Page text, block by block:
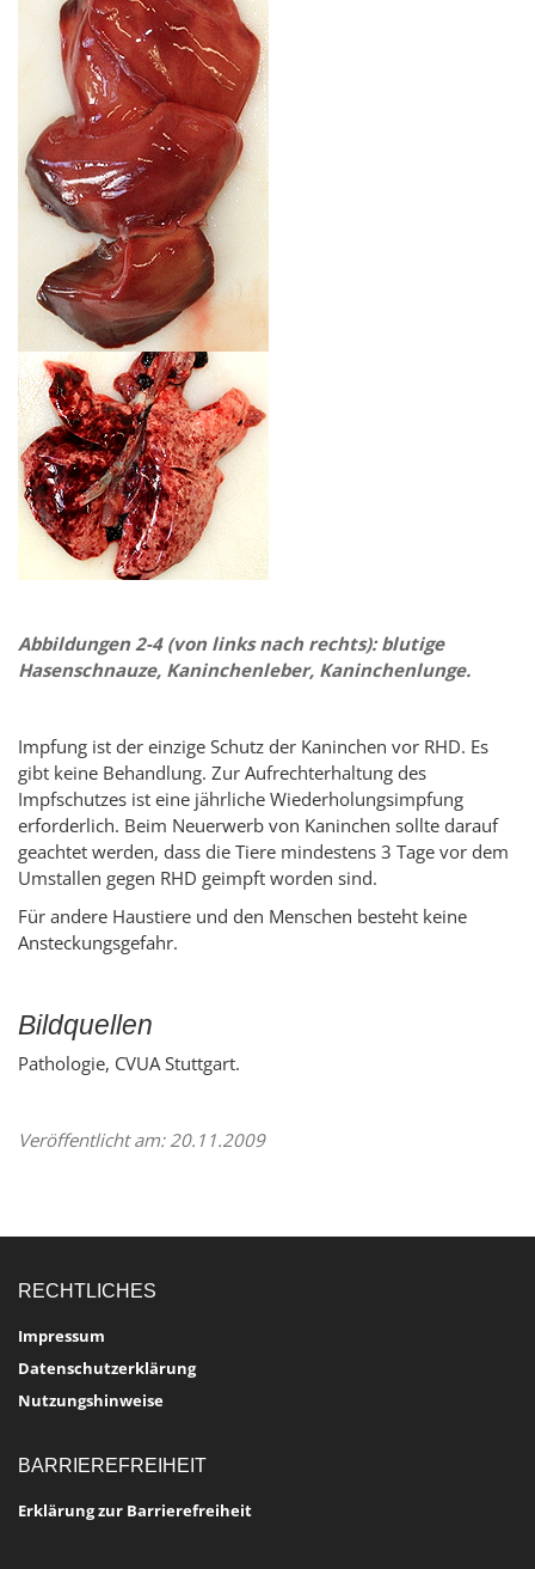
Abbildungen 2-4 (von links nach rechts): blutige
Hasenschnauze, Kaninchenleber, Kaninchenlunge.
Impfung ist der einzige Schutz der Kaninchen vor RHD. Es
gibt keine Behandlung. Zur Aufrechterhaltung des
Impfschutzes ist eine jährliche Wiederholungsimpfung
erforderlich. Beim Neuerwerb von Kaninchen sollte darauf
geachtet werden, dass die Tiere mindestens 3 Tage vor dem
Umstallen gegen RHD geimpft worden sind.
Für andere Haustiere und den Menschen besteht keine
Ansteckungsgefahr.
Bildquellen
Pathologie, CVUA Stuttgart.
Veröffentlicht am: 20.11.2009
RECHTLICHES
Impressum
Datenschutzerklärung
Nutzungshinweise
BARRIEREFREIHEIT
Erklärung zur Barrierefreiheit